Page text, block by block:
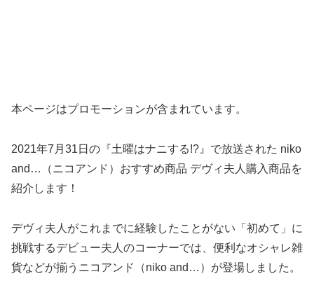
本ページはプロモーションが含まれています。
2021年7月31日の『土曜はナニする!?』で放送された niko
and…（ニコアンド）おすすめ商品 デヴィ夫人購入商品を
紹介します！
デヴィ夫人がこれまでに経験したことがない「初めて」に
挑戦するデビュー夫人のコーナーでは、便利なオシャレ雑
貨などが揃うニコアンド（niko and…）が登場しました。